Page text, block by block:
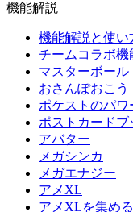
機能解説
機能解説と使い
チームコラボ機
マスターボール
おさんぽおこう
ポケストのパワ
ポストカードブ
アバター
メガシンカ
メガエナジー
アメXL
アメXLを集め